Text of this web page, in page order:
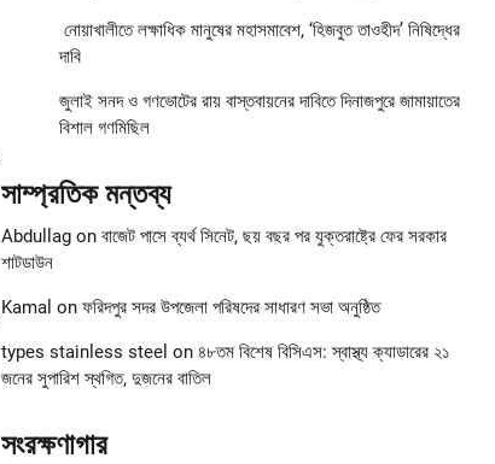
নোয়াখালীতে লক্ষাধিক মানুষের মহাসমাবেশ, ‘হিজবুত তাওহীদ’ নিষিদ্ধের
দাবি
জুলাই সনদ ও গণভোটের রায় বাস্তবায়নের দাবিতে দিনাজপুরে জামায়াতের
বিশাল গণমিছিল
সাম্প্রতিক মন্তব্য
Abdullagon বাজেট পাসে ব্যর্থ সিনেট, ছয় বছর পর যুক্তরাষ্ট্রে ফের সরকার
শাটডাউন
Kamal on ফরিদপুর সদর উপজেলা পরিষদের সাধারণ সভা অনুষ্ঠিত
types stainless steel on ৪৮তম বিশেষ বিসিএস: স্বাস্থ্য ক্যাডারের ২১
জনের সুপারিশ স্থগিত, দুজনের বাতিল
সংরক্ষণাগার